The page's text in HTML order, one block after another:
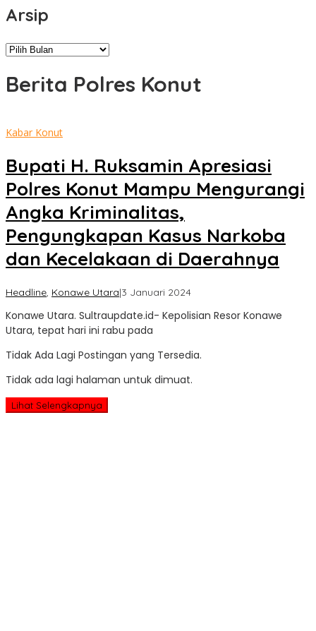
Arsip
Arsip
Berita Polres Konut
Kabar Konut
Bupati H. Ruksamin Apresiasi
Polres Konut Mampu Mengurangi
Angka Kriminalitas,
Pengungkapan Kasus Narkoba
dan Kecelakaan di Daerahnya
Headline, Konawe Utara|3 Januari 2024oleh
Update
Konawe Utara. Sultraupdate.id- Kepolisian Resor Konawe
Utara, tepat hari ini rabu pada
Tidak Ada Lagi Postingan yang Tersedia.
Tidak ada lagi halaman untuk dimuat.
Lihat Selengkapnya